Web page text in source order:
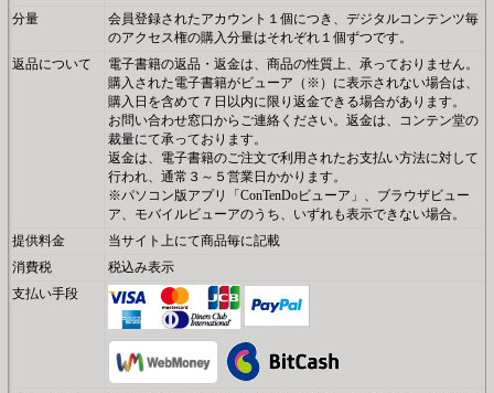
分量
会員登録されたアカウント１個につき、デジタルコンテンツ毎
のアクセス権の購入分量はそれぞれ１個ずつです。
返品について
電子書籍の返品・返金は、商品の性質上、承っておりません。
購入された電子書籍がビューア（※）に表示されない場合は、
購入日を含めて７日以内に限り返金できる場合があります。
お問い合わせ窓口からご連絡ください。返金は、コンテン堂の
裁量にて承っております。
返金は、電子書籍のご注文で利用されたお支払い方法に対して
行われ、通常３～５営業日かかります。
※パソコン版アプリ「ConTenDoビューア」、ブラウザビュー
ア、モバイルビューアのうち、いずれも表示できない場合。
提供料金
当サイト上にて商品毎に記載
消費税
税込み表示
支払い手段